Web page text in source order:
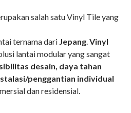
salah satu Vinyl Tile yang
ternama dari Jepang.Vinyl
lantai modular yang sangat
desain, daya tahan
penggantian individual
dan residensial.